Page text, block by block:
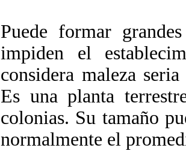
Puede formar
impiden el
considera maleza
Es una planta
colonias. Su tamaño
normalmente el